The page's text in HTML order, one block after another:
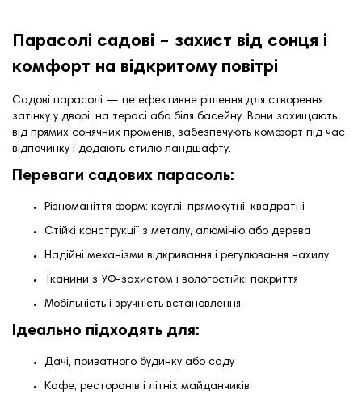
Парасолі садові – захист від сонця і
комфорт на відкритому повітрі
Садові парасолі — це ефективне рішення для створення
затінку у дворі, на терасі або біля басейну. Вони захищають
від прямих сонячних променів, забезпечують комфорт під час
відпочинку і додають стилю ландшафту.
Переваги садових парасоль:
Різноманіття форм: круглі, прямокутні, квадратні
Стійкі конструкції з металу, алюмінію або дерева
Надійні механізми відкривання і регулювання нахилу
Тканини з УФ-захистом і вологостійкі покриття
Мобільність і зручність встановлення
Ідеально підходять для:
Дачі, приватного будинку або саду
Кафе, ресторанів і літніх майданчиків